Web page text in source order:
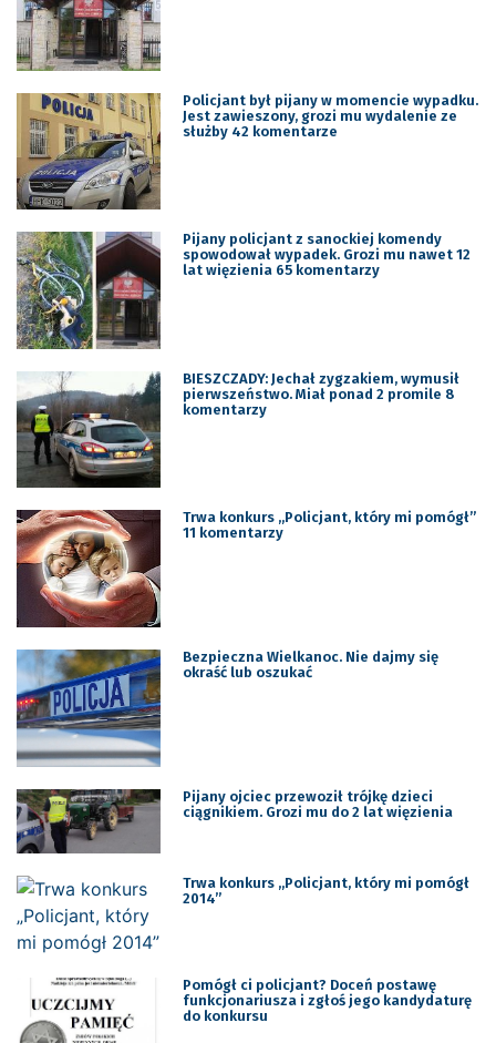
Policjant był pijany w momencie wypadku.
Jest zawieszony, grozi mu wydalenie ze
służby 42 komentarze
Pijany policjant z sanockiej komendy
spowodował wypadek. Grozi mu nawet 12
lat więzienia 65 komentarzy
BIESZCZADY: Jechał zygzakiem, wymusił
pierwszeństwo. Miał ponad 2 promile 8
komentarzy
Trwa konkurs „Policjant, który mi pomógł”
11 komentarzy
Bezpieczna Wielkanoc. Nie dajmy się
okraść lub oszukać
Pijany ojciec przewoził trójkę dzieci
ciągnikiem. Grozi mu do 2 lat więzienia
Trwa konkurs „Policjant, który mi pomógł
2014”
Pomógł ci policjant? Doceń postawę
funkcjonariusza i zgłoś jego kandydaturę
do konkursu